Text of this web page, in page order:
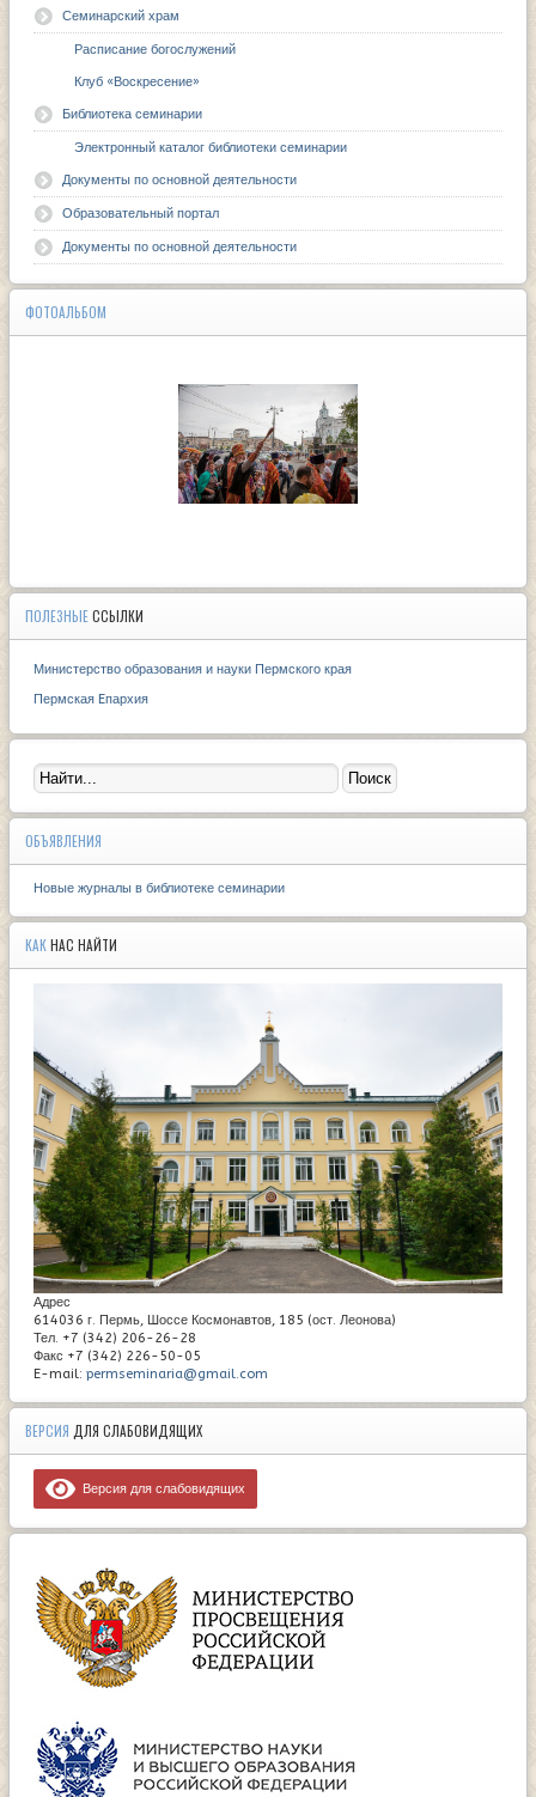
Семинарский храм
Расписание богослужений
Клуб «Воскресение»
Библиотека семинарии
Электронный каталог библиотеки семинарии
Документы по основной деятельности
Образовательный портал
Документы по основной деятельности
ФОТОАЛЬБОМ
ПОЛЕЗНЫЕССЫЛКИ
Министерство образования и науки Пермского края
Пермская Eпархия
ОБЪЯВЛЕНИЯ
Новые журналы в библиотеке семинарии
КАКНАС НАЙТИ
Адрес
614036 г. Пермь, Шоссе Космонавтов, 185 (ост. Леонова)
Тел. +7 (342) 206-26-28
Факс +7 (342) 226-50-05
E-mail: permseminaria@gmail.com
ВЕРСИЯ ДЛЯ СЛАБОВИДЯЩИХ
Версия для слабовидящих